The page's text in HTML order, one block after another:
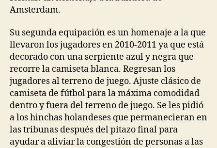
Amsterdam.
Su segunda equipación es un homenaje a la que
llevaron los jugadores en 2010-2011 ya que está
decorado con una serpiente azul y negra que
recorre la camiseta blanca. Regresan los
jugadores al terreno de juego. Ajuste clásico de
camiseta de fútbol para la máxima comodidad
dentro y fuera del terreno de juego. Se les pidió
a los hinchas holandeses que permanecieran en
las tribunas después del pitazo final para
ayudar a aliviar la congestión de personas a las